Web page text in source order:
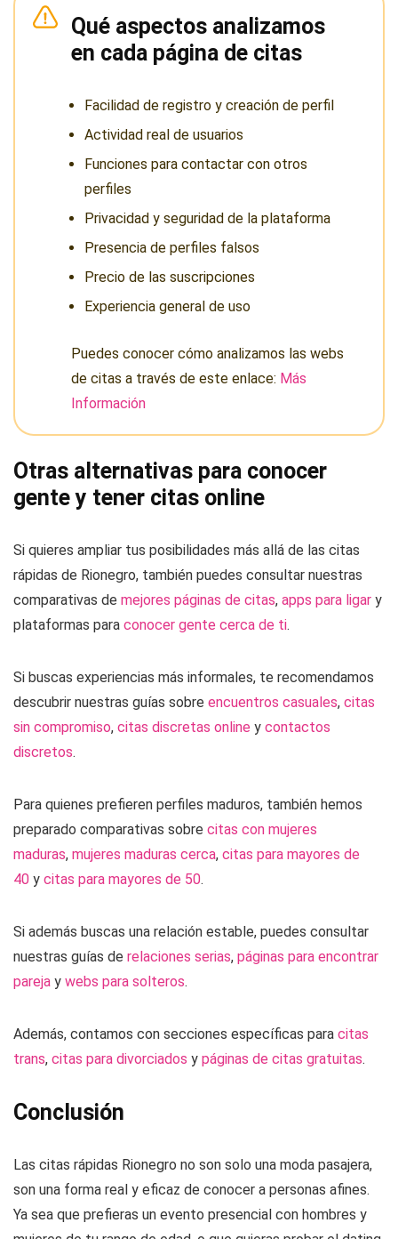
Qué aspectos analizamos
en cada página de citas
Facilidad de registro y creación de perfil
Actividad real de usuarios
Funciones para contactar con otros
perfiles
Privacidad y seguridad de la plataforma
Presencia de perfiles falsos
Precio de las suscripciones
Experiencia general de uso
Puedes conocer cómo analizamos las webs
de citas a través de este enlace: Más
Información
Otras alternativas para conocer
gente y tener citas online
Si quieres ampliar tus posibilidades más allá de las citas
rápidas de Rionegro, también puedes consultar nuestras
comparativas de mejores páginas de citas, apps para ligar y
plataformas para conocer gente cerca de ti.
Si buscas experiencias más informales, te recomendamos
descubrir nuestras guías sobre encuentros casuales, citas
sin compromiso, citas discretas online y contactos
discretos.
Para quienes prefieren perfiles maduros, también hemos
preparado comparativas sobre citas con mujeres
maduras, mujeres maduras cerca, citas para mayores de
40 y citas para mayores de 50.
Si además buscas una relación estable, puedes consultar
nuestras guías de relaciones serias, páginas para encontrar
pareja y webs para solteros.
Además, contamos con secciones específicas para citas
trans, citas para divorciados y páginas de citas gratuitas.
Conclusión
Las citas rápidas Rionegro no son solo una moda pasajera,
son una forma real y eficaz de conocer a personas afines.
Ya sea que prefieras un evento presencial con hombres y